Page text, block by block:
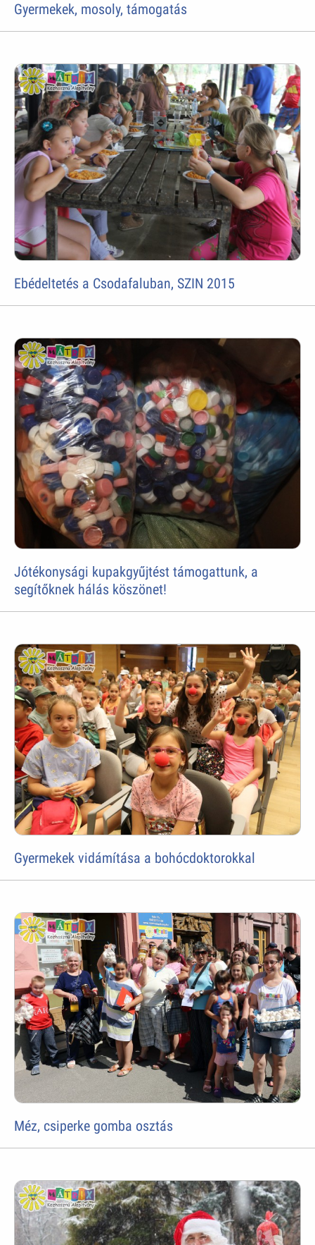
Gyermekek, mosoly, támogatás
Ebédeltetés a Csodafaluban, SZIN 2015
Jótékonysági kupakgyűjtést támogattunk, a
segítőknek hálás köszönet!
Gyermekek vidámítása a bohócdoktorokkal
Méz, csiperke gomba osztás